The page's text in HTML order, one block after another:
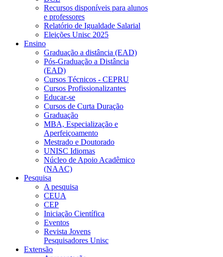
Recursos disponíveis para alunos
e professores
Relatório de Igualdade Salarial
Eleições Unisc 2025
Ensino
Graduação a distância (EAD)
Pós-Graduação a Distância
(EAD)
Cursos Técnicos - CEPRU
Cursos Profissionalizantes
Educar-se
Cursos de Curta Duração
Graduação
MBA, Especialização e
Aperfeiçoamento
Mestrado e Doutorado
UNISC Idiomas
Núcleo de Apoio Acadêmico
(NAAC)
Pesquisa
A pesquisa
CEUA
CEP
Iniciação Científica
Eventos
Revista Jovens
Pesquisadores Unisc
Extensão